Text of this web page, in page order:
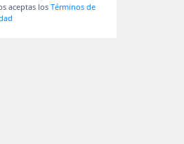
aceptas los Términos de